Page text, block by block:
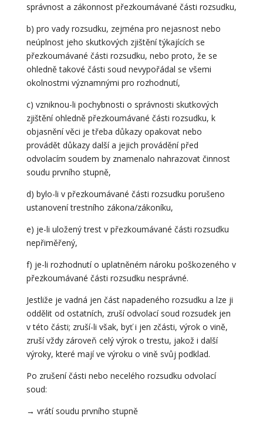
správnost a zákonnost přezkoumávané části rozsudku,
b) pro vady rozsudku, zejména pro nejasnost nebo
neúplnost jeho skutkových zjištění týkajících se
přezkoumávané části rozsudku, nebo proto, že se
ohledně takové části soud nevypořádal se všemi
okolnostmi významnými pro rozhodnutí,
c) vzniknou-li pochybnosti o správnosti skutkových
zjištění ohledně přezkoumávané části rozsudku, k
objasnění věci je třeba důkazy opakovat nebo
provádět důkazy další a jejich provádění před
odvolacím soudem by znamenalo nahrazovat činnost
soudu prvního stupně,
d) bylo-li v přezkoumávané části rozsudku porušeno
ustanovení trestního zákona/zákoníku,
e) je-li uložený trest v přezkoumávané části rozsudku
nepřiměřený,
f) je-li rozhodnutí o uplatněném nároku poškozeného v
přezkoumávané části rozsudku nesprávné.
Jestliže je vadná jen část napadeného rozsudku a lze ji
oddělit od ostatních, zruší odvolací soud rozsudek jen
v této části; zruší-li však, byť i jen zčásti, výrok o vině,
zruší vždy zároveň celý výrok o trestu, jakož i další
výroky, které mají ve výroku o vině svůj podklad.
Po zrušení části nebo necelého rozsudku odvolací
soud:
→ vrátí soudu prvního stupně